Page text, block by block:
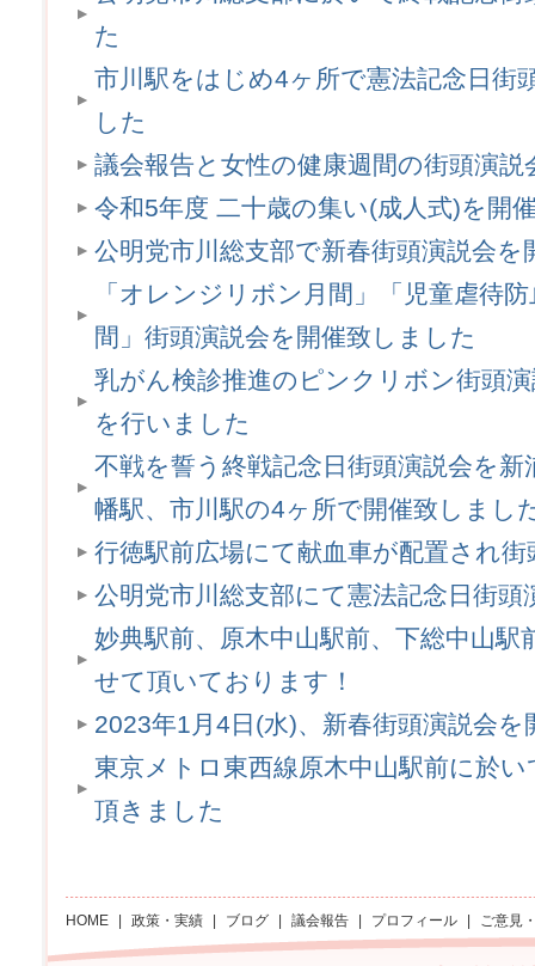
た
市川駅をはじめ4ヶ所で憲法記念日街
した
議会報告と女性の健康週間の街頭演
令和5年度 二十歳の集い(成人式)を開
公明党市川総支部で新春街頭演説会を
「オレンジリボン月間」「児童虐待
間」街頭演説会を開催致しました
乳がん検診推進のピンクリボン街頭
を行いました
不戦を誓う終戦記念日街頭演説会を新
幡駅、市川駅の4ヶ所で開催致しまし
行徳駅前広場にて献血車が配置され
公明党市川総支部にて憲法記念日街
妙典駅前、原木中山駅前、下総中山
せて頂いております！
2023年1月4日(水)、新春街頭演説会
東京メトロ東西線原木中山駅前に於
頂きました
HOME 政策・実績 ブログ 議会報告 プロフィール ご意見